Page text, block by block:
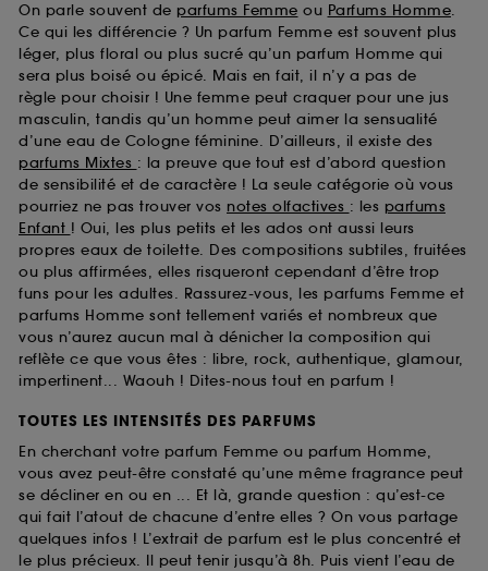
On parle souvent de parfums Femme ou Parfums Homme.
Ce qui les différencie ? Un parfum Femme est souvent plus
léger, plus floral ou plus sucré qu’un parfum Homme qui
sera plus boisé ou épicé. Mais en fait, il n’y a pas de
règle pour choisir ! Une femme peut craquer pour une jus
masculin, tandis qu’un homme peut aimer la sensualité
d’une eau de Cologne féminine. D’ailleurs, il existe des
parfums Mixtes : la preuve que tout est d’abord question
de sensibilité et de caractère ! La seule catégorie où vous
pourriez ne pas trouver vos notes olfactives : les parfums
Enfant ! Oui, les plus petits et les ados ont aussi leurs
propres eaux de toilette. Des compositions subtiles, fruitées
ou plus affirmées, elles risqueront cependant d’être trop
funs pour les adultes. Rassurez-vous, les parfums Femme et
parfums Homme sont tellement variés et nombreux que
vous n’aurez aucun mal à dénicher la composition qui
reflète ce que vous êtes : libre, rock, authentique, glamour,
impertinent... Waouh ! Dites-nous tout en parfum !
TOUTES LES INTENSITÉS DES PARFUMS
En cherchant votre parfum Femme ou parfum Homme,
vous avez peut-être constaté qu’une même fragrance peut
se décliner en ou en ... Et là, grande question : qu’est-ce
qui fait l’atout de chacune d’entre elles ? On vous partage
quelques infos ! L’extrait de parfum est le plus concentré et
le plus précieux. Il peut tenir jusqu’à 8h. Puis vient l’eau de